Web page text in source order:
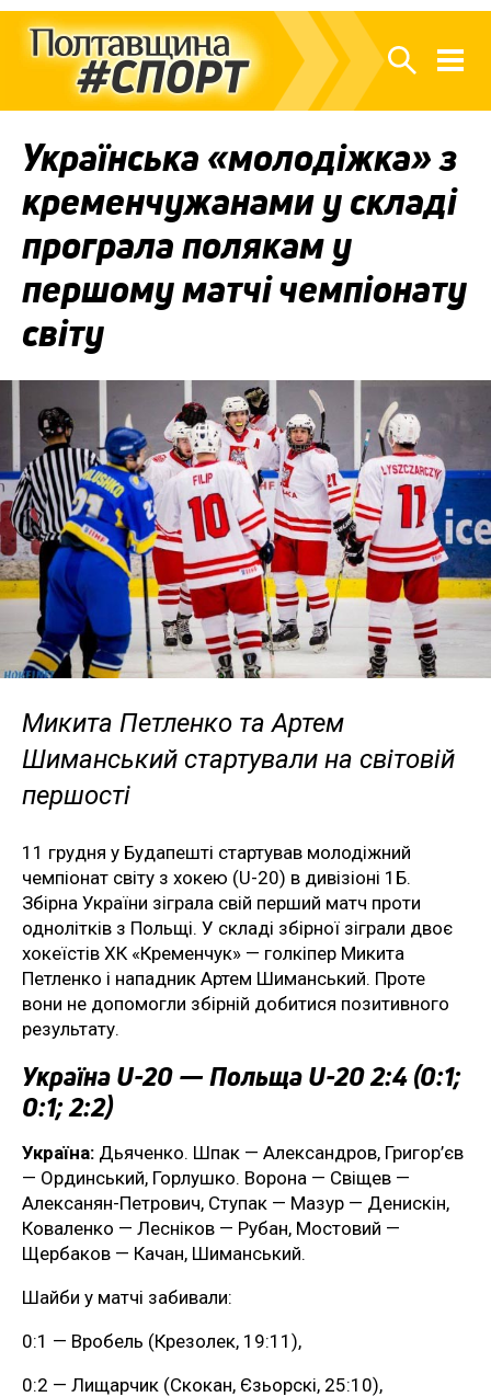
Українська «молодіжка» з
кременчужанами у складі
програла полякам у
першому матчі чемпіонату
світу
Микита Петленко та Артем
Шиманський стартували на світовій
першості
11 грудня у Будапешті стартував молодіжний
чемпіонат світу з хокею (U-20) в дивізіоні 1Б.
Збірна України зіграла свій перший матч проти
однолітків з Польщі. У складі збірної зіграли двоє
хокеїстів ХК «Кременчук» — голкіпер Микита
Петленко і нападник Артем Шиманський. Проте
вони не допомогли збірній добитися позитивного
результату.
Україна U-20 — Польща U-20 2:4 (0:1;
0:1; 2:2)
Україна: Дьяченко. Шпак — Александров, Григор’єв
— Ординський, Горлушко. Ворона — Свіщев —
Алексанян-Петрович, Ступак — Мазур — Денискін,
Коваленко — Лесніков — Рубан, Мостовий —
Щербаков — Качан, Шиманський.
Шайби у матчі забивали:
0:1 — Вробель (Крезолек, 19:11),
0:2 — Лищарчик (Скокан, Єзьорскі, 25:10),